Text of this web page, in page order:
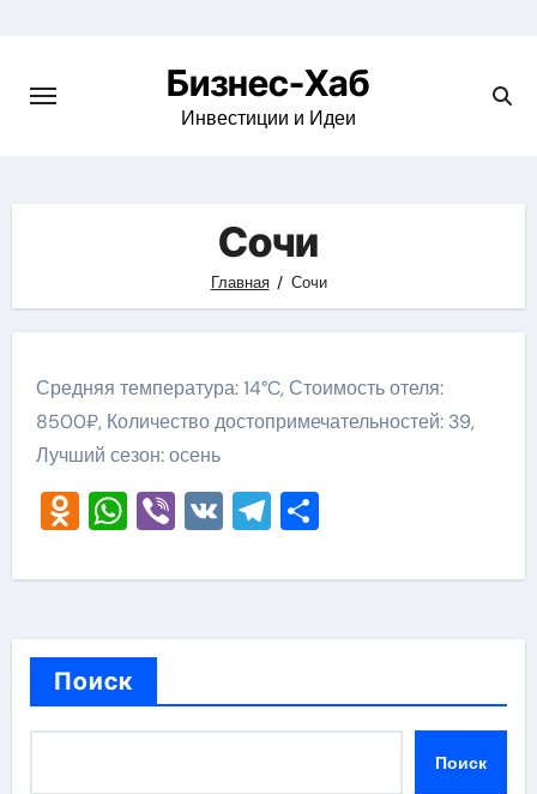
content
Бизнес-Хаб
Инвестиции и Идеи
Сочи
Главная Сочи
Средняя температура: 14°C, Стоимость отеля:
8500₽, Количество достопримечательностей: 39,
Лучший сезон: осень
Odnoklassniki
WhatsApp
Viber
VKTelegram
Отправить
Поиск
Поиск